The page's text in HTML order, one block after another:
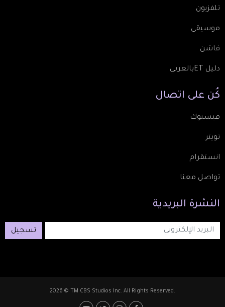
تلفزيون
موسيقى
فاشن
دليل ETبالعربي
كُن على اتصال
فيسبوك
تويتر
انستقرام
تواصل معنا
النشرة البريدية
تسجيل
2026 © TM CBS Studios Inc. All Rights Reserved.